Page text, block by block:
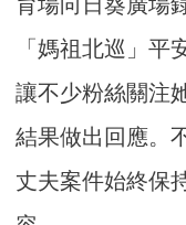
「媽祖北巡」
讓不少粉絲關注
結果做出回應。
丈夫案件始終保